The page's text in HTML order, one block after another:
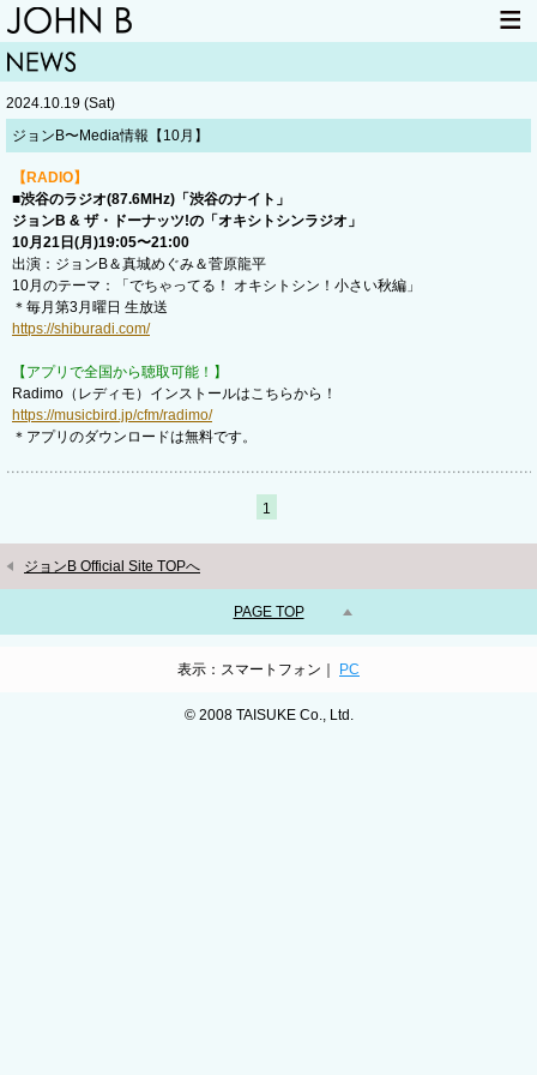
HOME
LIVE INFO
2024.10.19 (Sat)
ジョンB〜Media情報【10月】
【RADIO】
■渋谷のラジオ(87.6MHz)「渋谷のナイト」
ジョンB & ザ・ドーナッツ!の「オキシトシンラジオ」
10月21日(月)19:05〜21:00
出演：ジョンB＆真城めぐみ＆菅原龍平
10月のテーマ：「でちゃってる！ オキシトシン！小さい秋編」
＊毎月第3月曜日 生放送
https://shiburadi.com/
【アプリで全国から聴取可能！】
Radimo（レディモ）インストールはこちらから！
https://musicbird.jp/cfm/radimo/
＊アプリのダウンロードは無料です。
1
ジョンB Official Site TOPへ
PAGE TOP
表示：スマートフォン｜ PC
© 2008 TAISUKE Co., Ltd.